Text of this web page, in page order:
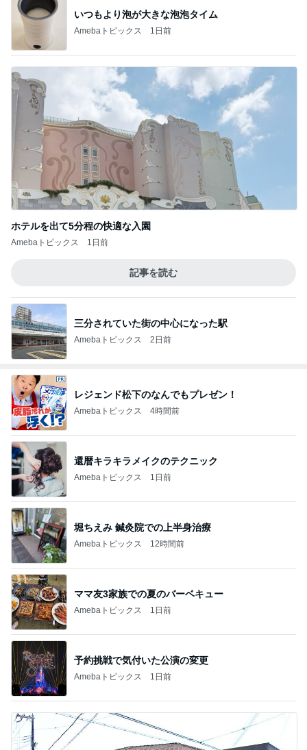
いつもより泡が大きな泡泡タイム
Amebaトピックス 1日前
ホテルを出て5分程の快適な入園
Amebaトピックス 1日前
記事を読む
三分されていた街の中心になった駅
Amebaトピックス 2日前
レジェンド松下のなんでもプレゼン！
Amebaトピックス 4時間前
還暦キラキラメイクのテクニック
Amebaトピックス 1日前
堀ちえみ 鍼灸院での上半身治療
Amebaトピックス 12時間前
ママ友3家族での夏のバーベキュー
Amebaトピックス 1日前
予約挑戦で気付いた公演の変更
Amebaトピックス 1日前